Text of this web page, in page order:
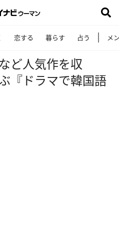
恋する 暮らす 占う メ
ど人気作を収
『ドラマで韓国語